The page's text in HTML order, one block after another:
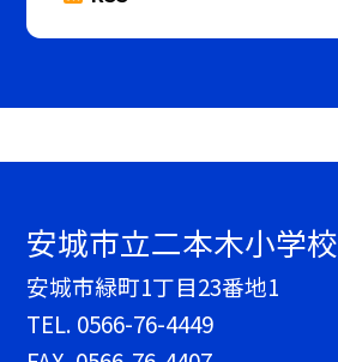
安城市立二本木小学校
安城市緑町1丁目23番地1
TEL. 0566-76-4449